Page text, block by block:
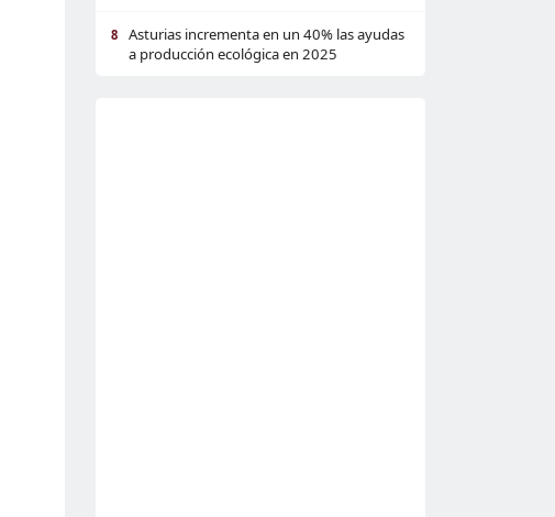
8
Asturias incrementa en un 40% las ayudas
a producción ecológica en 2025